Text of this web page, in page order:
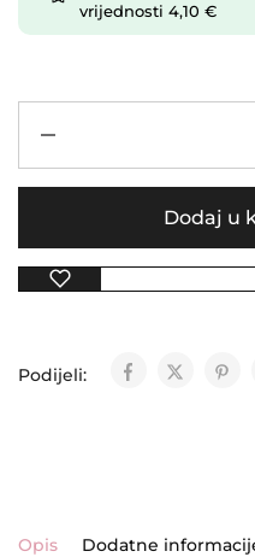
vrijednosti 4,10 €
Dodaj u
Podijeli:
Opis Dodatne